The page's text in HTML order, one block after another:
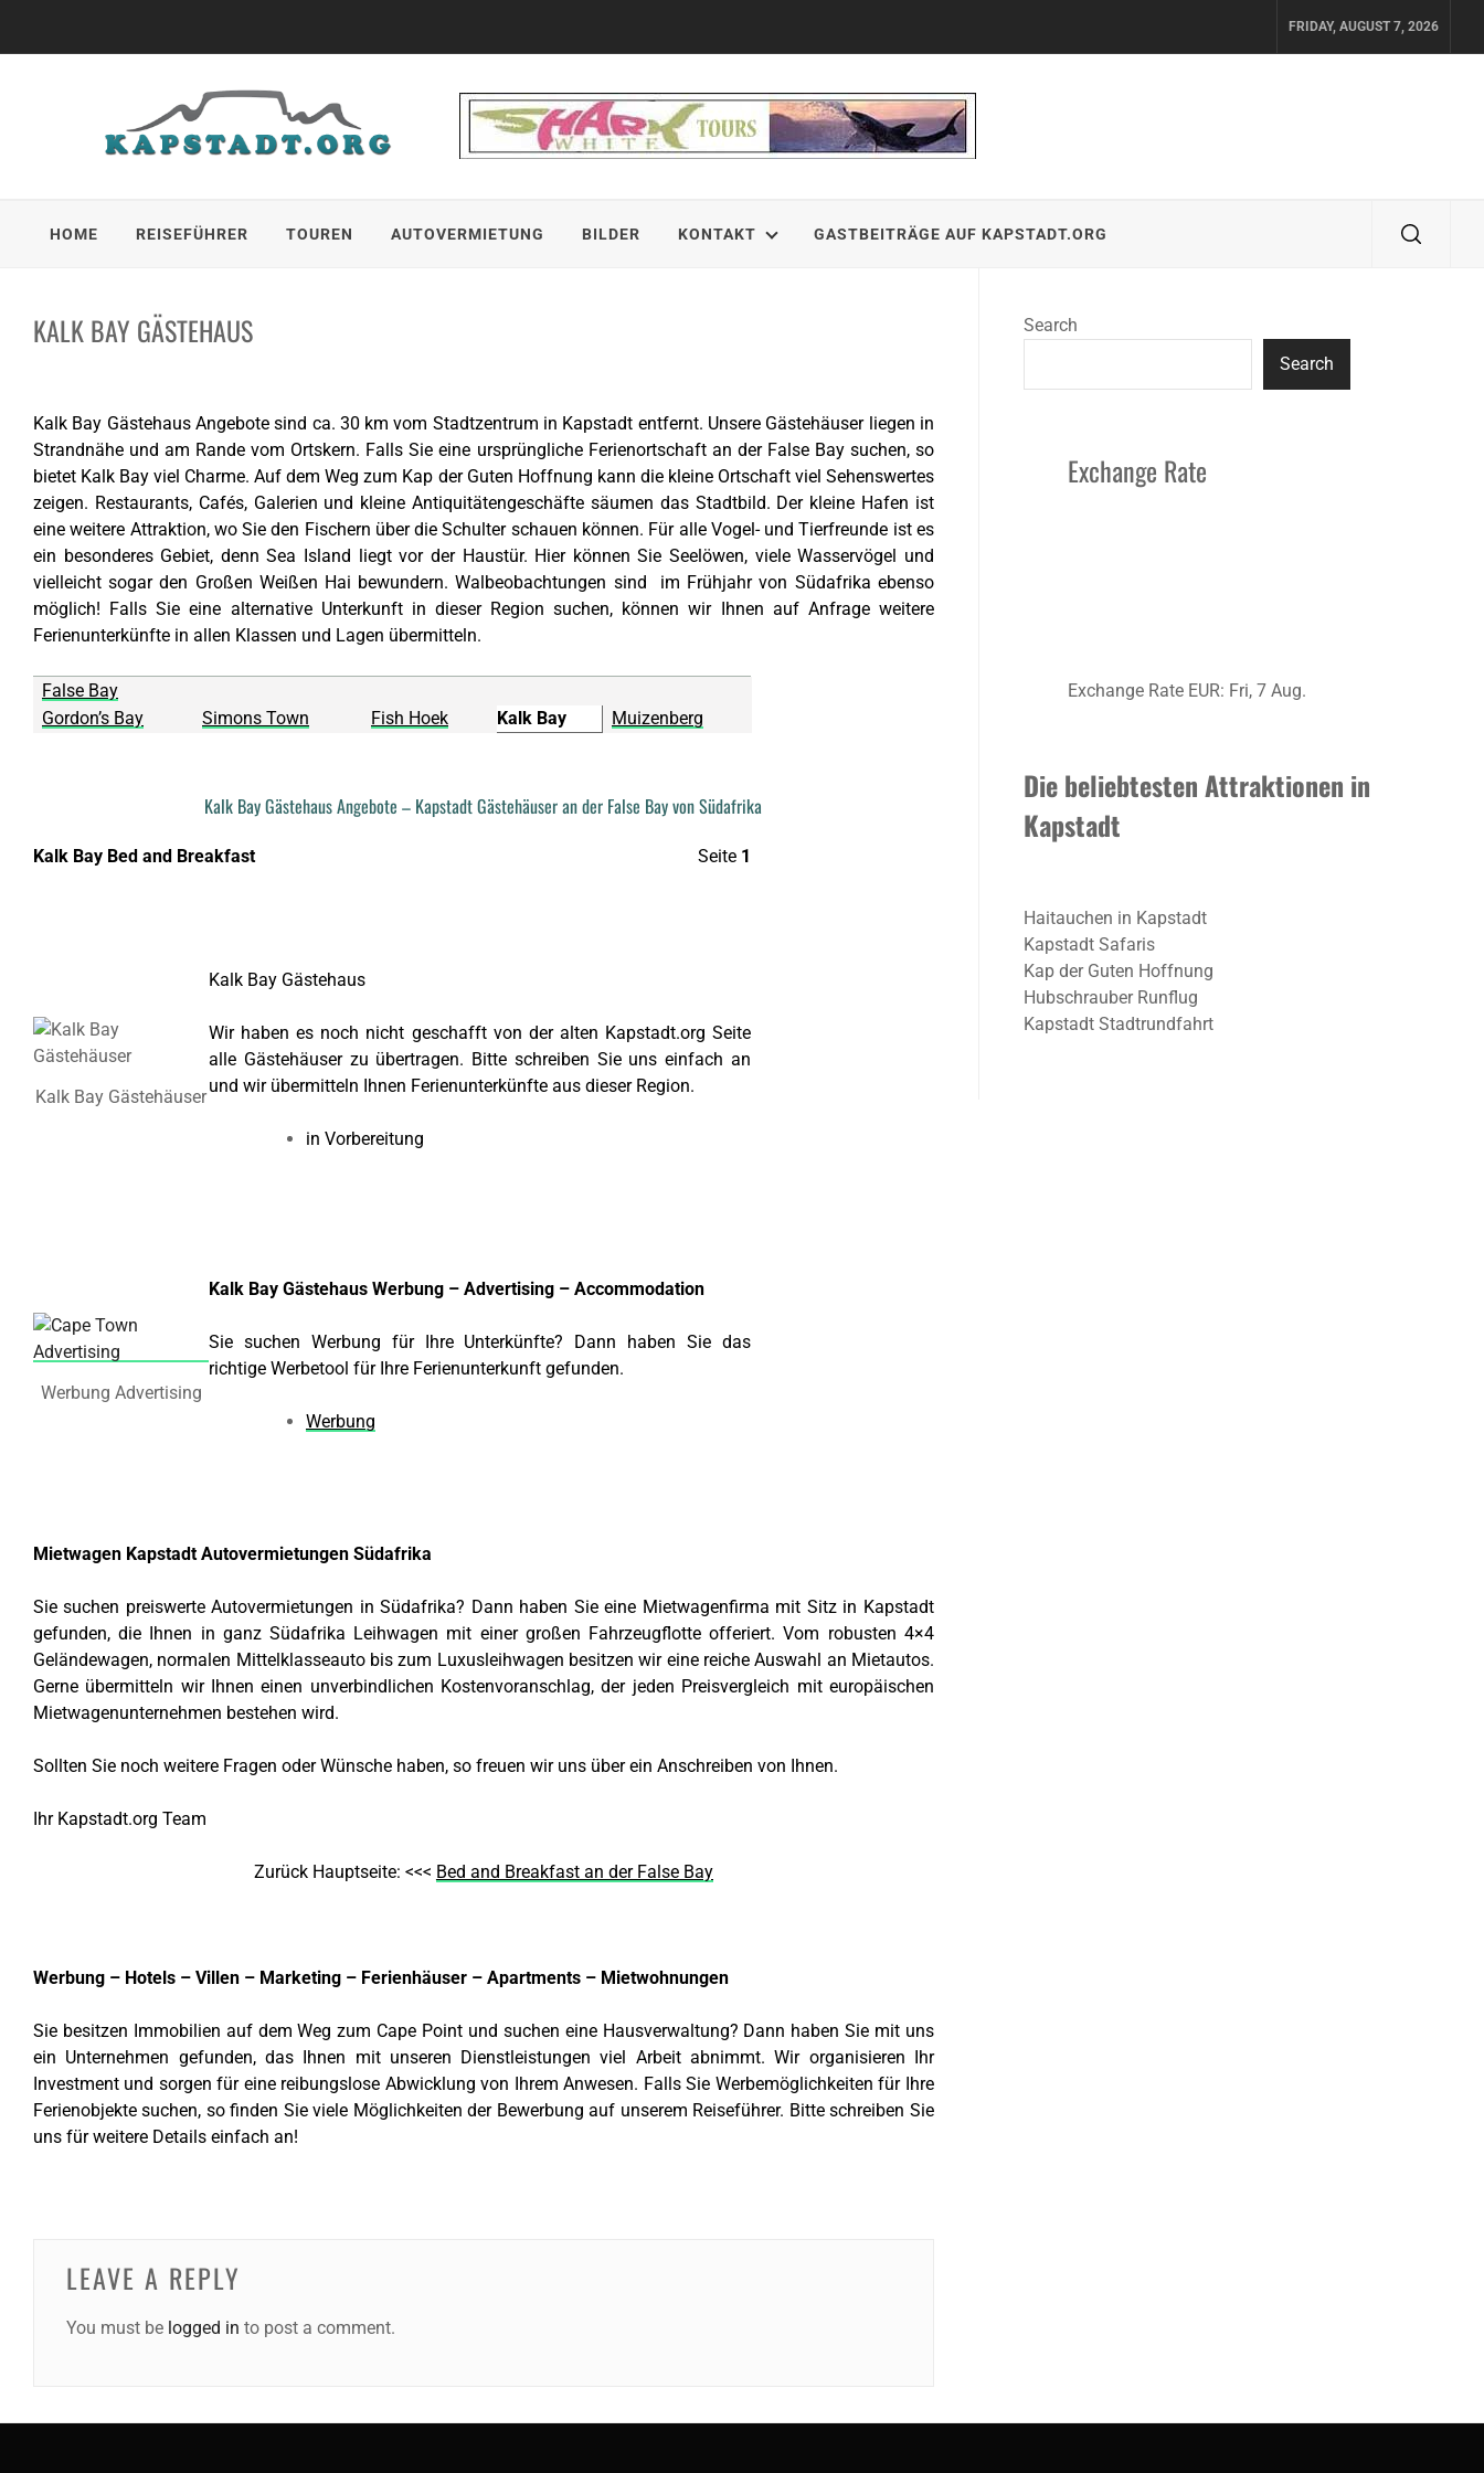
FRIDAY, AUGUST 7, 2026
HOME REISEFÜHRER TOUREN AUTOVERMIETUNG BILDER KONTAKT GASTBEITRÄGE AUF KAPSTADT.ORG
KALK BAY GÄSTEHAUS
Kalk Bay Gästehaus Angebote sind ca. 30 km vom Stadtzentrum in Kapstadt entfernt. Unsere Gästehäuser liegen in
Strandnähe und am Rande vom Ortskern. Falls Sie eine ursprüngliche Ferienortschaft an der False Bay suchen, so
bietet Kalk Bay viel Charme. Auf dem Weg zum Kap der Guten Hoffnung kann die kleine Ortschaft viel Sehenswertes
zeigen. Restaurants, Cafés, Galerien und kleine Antiquitätengeschäfte säumen das Stadtbild. Der kleine Hafen ist
eine weitere Attraktion, wo Sie den Fischern über die Schulter schauen können. Für alle Vogel- und Tierfreunde ist es
ein besonderes Gebiet, dennSea Island liegt vor der Haustür. Hier können Sie Seelöwen, viele Wasservögel und
vielleicht sogar den Großen Weißen Hai bewundern. Walbeobachtungen sind im Frühjahr von Südafrika ebenso
möglich! Falls Sie eine alternative Unterkunft in dieser Region suchen, können wir Ihnen auf Anfrage weitere
Ferienunterkünfte in allen Klassen und Lagen übermitteln.
False Bay
Gordon’s Bay
Simons Town Fish Hoek Kalk Bay Muizenberg
Kalk Bay Gästehaus Angebote – Kapstadt Gästehäuser an der False Bay von Südafrika
Kalk Bay Bed and Breakfast Seite 1
Kalk Bay Gästehäuser
Kalk Bay Gästehaus
Wir haben es noch nicht geschafft von der alten Kapstadt.org Seite
alle Gästehäuser zu übertragen. Bitte schreiben Sie uns einfach an
und wir übermitteln Ihnen Ferienunterkünfte aus dieser Region.
in Vorbereitung
Werbung Advertising
Kalk Bay Gästehaus Werbung – Advertising – Accommodation
Sie suchen Werbung für Ihre Unterkünfte? Dann haben Sie das
richtige Werbetool für Ihre Ferienunterkunft gefunden.
Werbung
Mietwagen Kapstadt Autovermietungen Südafrika
Sie suchen preiswerte Autovermietungen in Südafrika? Dann haben Sie eine Mietwagenfirma mit Sitz in Kapstadt
gefunden, die Ihnen in ganz Südafrika Leihwagen mit einer großen Fahrzeugflotte offeriert. Vom robusten 4×4
Geländewagen, normalen Mittelklasseauto bis zum Luxusleihwagen besitzen wir eine reiche Auswahl an Mietautos.
Gerne übermitteln wir Ihnen einen unverbindlichen Kostenvoranschlag, der jeden Preisvergleich mit europäischen
Mietwagenunternehmen bestehen wird.
Sollten Sie noch weitere Fragen oder Wünsche haben, so freuen wir uns über ein Anschreiben von Ihnen.
Ihr Kapstadt.org Team
Zurück Hauptseite: <<< Bed and Breakfast an der False Bay
Werbung – Hotels – Villen – Marketing – Ferienhäuser – Apartments – Mietwohnungen
Sie besitzen Immobilien auf dem Weg zum Cape Point und suchen eine Hausverwaltung? Dann haben Sie mit uns
ein Unternehmen gefunden, das Ihnen mit unseren Dienstleistungen viel Arbeit abnimmt. Wir organisieren Ihr
Investment und sorgen für eine reibungslose Abwicklung von Ihrem Anwesen. Falls Sie Werbemöglichkeiten für Ihre
Ferienobjekte suchen, so finden Sie viele Möglichkeiten der Bewerbung auf unserem Reiseführer. Bitte schreiben Sie
uns für weitere Details einfach an!
LEAVE A REPLY
You must be logged in to post a comment.
Search
Search
Exchange Rate
Exchange Rate EUR: Fri, 7 Aug.
Die beliebtesten Attraktionen in
Kapstadt
Haitauchen in Kapstadt
Kapstadt Safaris
Kap der Guten Hoffnung
Hubschrauber Runflug
Kapstadt Stadtrundfahrt